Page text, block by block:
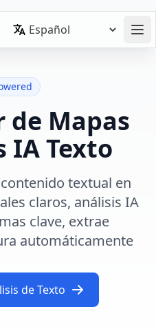
de Mapas
IA Texto
textual en
claros, análisis IA
clave, extrae
automáticamente
de Texto